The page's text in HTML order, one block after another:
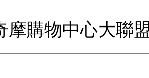
摩購物中心大